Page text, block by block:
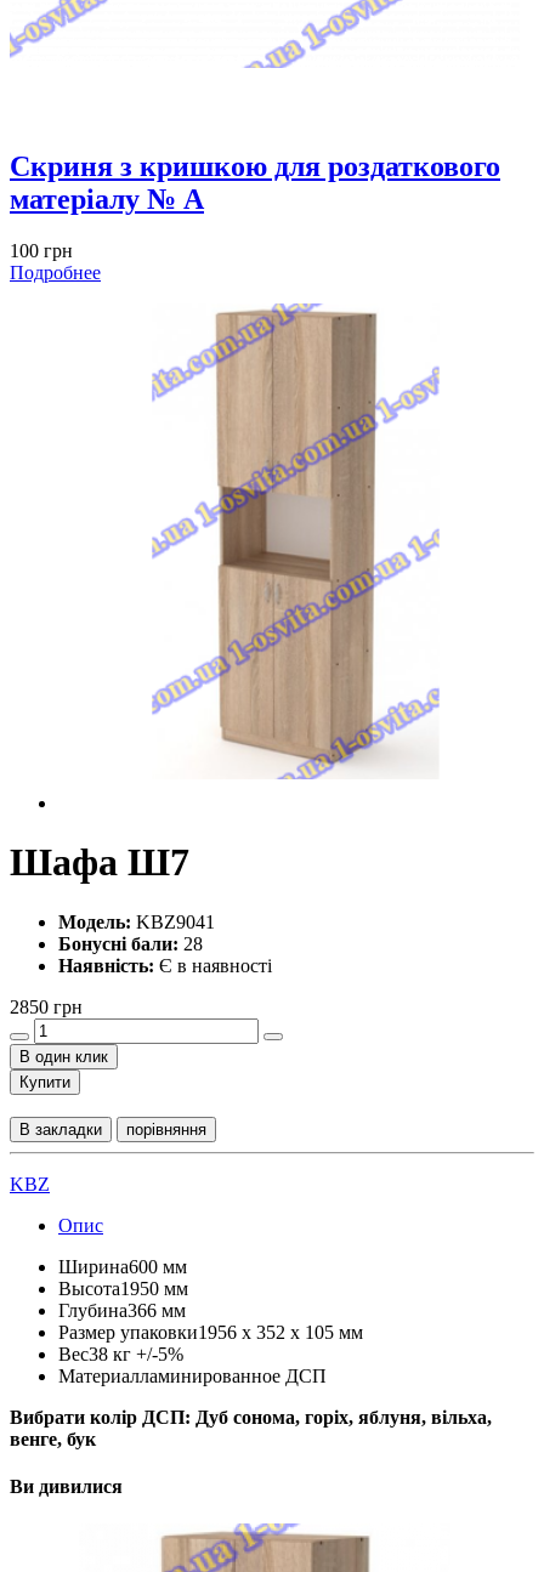
Скриня з кришкою для роздаткового
матеріалу № A
100 грн
Подробнее
Шафа Ш7
Модель: KBZ9041
Бонусні бали: 28
Наявність: Є в наявності
2850 грн
В один клик
Купити
В закладки порівняння
KBZ
Опис
Ширина600 мм
Высота1950 мм
Глубина366 мм
Размер упаковки1956 x 352 x 105 мм
Вес38 кг +/-5%
Материалламинированное ДСП
Вибрати колір ДСП: Дуб сонома, горіх, яблуня, вільха,
венге, бук
Ви дивилися